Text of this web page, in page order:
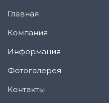
Главная
Компания
Информация
Фотогалерея
Контакты